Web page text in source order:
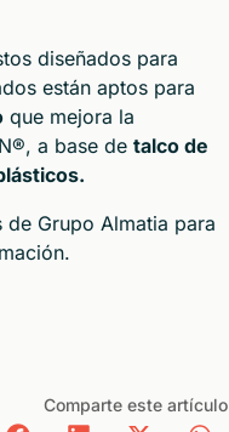
diseñados para
están aptos para
que mejora la
a base de talco de
Grupo Almatia para
Comparte este artículo